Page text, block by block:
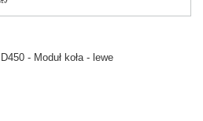
- Moduł koła - lewe